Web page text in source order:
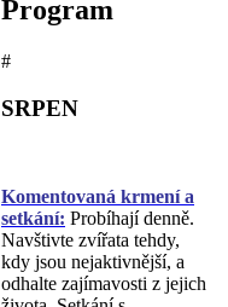
Program
#
SRPEN
Komentovaná krmení a
setkání: Probíhají denně.
Navštivte zvířata tehdy,
kdy jsou nejaktivnější, a
odhalte zajímavosti z jejich